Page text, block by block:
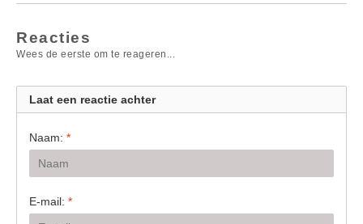
Reacties
Wees de eerste om te reageren...
Laat een reactie achter
Naam: *
E-mail: *